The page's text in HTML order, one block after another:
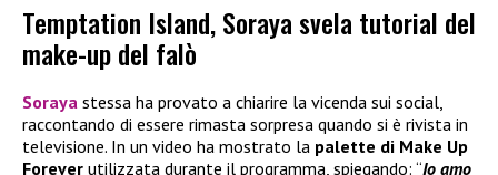
Temptation Island, Soraya svela tutorial del
make-up del falò
Soraya stessa ha provato a chiarire la vicenda sui social,
raccontando di essere rimasta sorpresa quando si è rivista in
televisione. In un video ha mostrato la palette di Make Up
Forever utilizzata durante il programma, spiegando: “Io amo